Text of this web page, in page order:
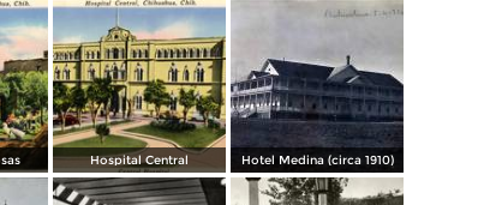
Hospital Central Hotel Medina (circa 1910)